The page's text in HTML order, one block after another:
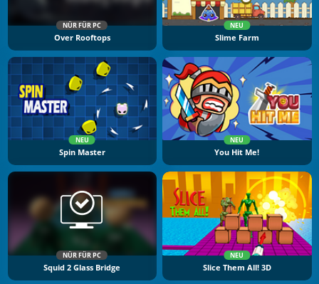
NÜR FÜR PC
Over Rooftops
NEU
Slime Farm
NEU
Spin Master
NEU
You Hit Me!
NÜR FÜR PC
Squid 2 Glass Bridge
NEU
Slice Them All! 3D